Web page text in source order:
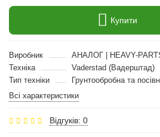
Купити
Виробник
АНАЛОГ | HEAVY-
Техніка
Vaderstad (Вадерштад)
Тип техніки
Грунтообробна та
Всі характеристики
Відгуків: 0